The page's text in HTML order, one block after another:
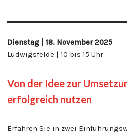
Dienstag | 18. November 2025
Ludwigsfelde | 10 bis 15 Uhr
Von der Idee zur
erfolgreich nutzen
Erfahren Sie in zwei